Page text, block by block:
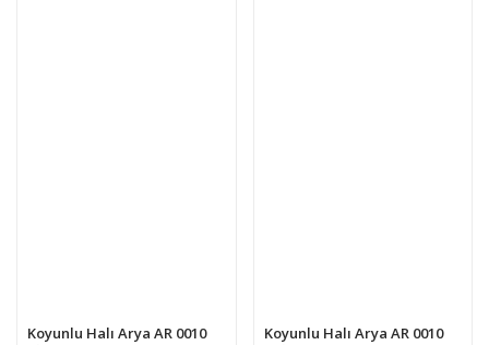
Koyunlu Halı Arya AR 0010
Koyunlu Halı Arya AR 0010